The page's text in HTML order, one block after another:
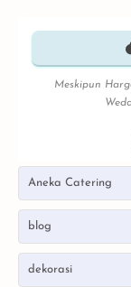
Meskipun
Aneka Catering
blog
dekorasi